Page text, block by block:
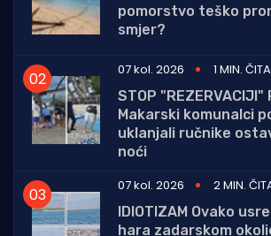
pomorstvo teško
smjer?
07 kol. 2026
1 MIN.
STOP "REZERVACIJI"
Makarski komunalci
uklanjali ručnike
noći
07 kol. 2026
2 MIN.
IDIOTIZAM Ovako
hara zadarskom